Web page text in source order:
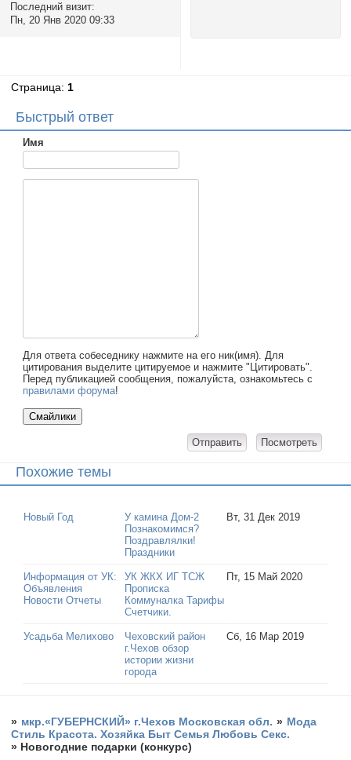
Последний визит:
Пн, 20 Янв 2020 09:33
Страница: 1
Быстрый ответ
Имя
Для ответа собеседнику нажмите на его ник(имя). Для
цитирования выделите цитируемое и нажмите "Цитировать".
Перед публикацией сообщения, пожалуйста, ознакомьтесь с
правилами форума!
Похожие темы
Новый Год
У камина Дом-2
Познакомимся?
Поздравлялки!
Праздники
Вт, 31 Дек 2019
Информация от УК:
Объявления
Новости Отчеты
УК ЖКХ ИГ ТСЖ
Прописка
Коммуналка Тарифы
Счетчики.
Пт, 15 Май 2020
Усадьба Мелихово
Чеховский район
г.Чехов обзор
истории жизни
города
Сб, 16 Мар 2019
» мкр.«ГУБЕРНСКИЙ» г.Чехов Московская обл. » Мода
Стиль Красота. Хозяйка Быт Семья Любовь Секс.
» Новогодние подарки (конкурс)